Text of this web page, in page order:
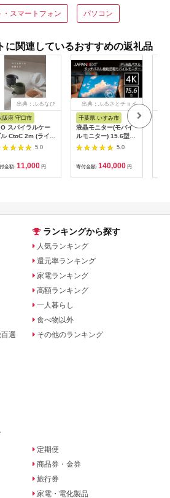
・スマートフォン パソコン
に関連しているおすすめの返礼品
出典：ふるなび
阪府 守口市
スパイラルケー
ル CtoC 2m (ライト
ラック)｜Type-C 充
5.0
金額: 11,000 円
出典：ふるさとチョイ
千葉県 いすみ市
液晶モニター(モバイ
ルモニター) 15.6型ワ
イド 4K タッチパネ
ル対応 リファビッシ
ュ品【1466952】
5.0
寄付金額: 140,000 円
選
ランキングから探す
人気ランキング
還元率ランキング
家電ランキング
高額ランキング
一人暮らし
食べ物以外
その他のランキング
定期便
商品券・金券
旅行券
家電・電化製品